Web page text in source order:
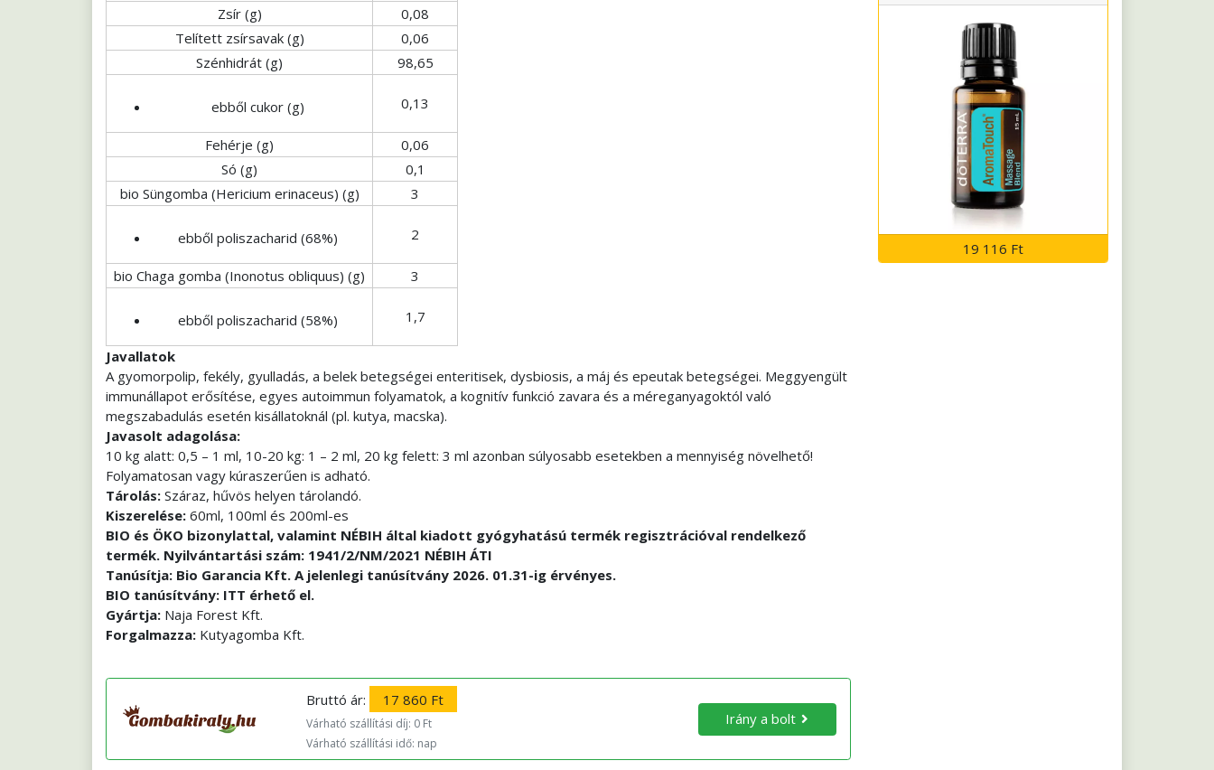
Zsír (g)
0,08
Telített zsírsavak (g)
0,06
Szénhidrát (g)
98,65
ebből cukor (g) 0,13
Fehérje (g)
0,06
Só (g)
0,1
bio Süngomba (Hericium erinaceus) (g)
3
ebből poliszacharid (68%) 2
bio Chaga gomba (Inonotus obliquus) (g) 3
ebből poliszacharid (58%) 1,7
Javallatok
A gyomorpolip, fekély, gyulladás, a belek betegségei enteritisek, dysbiosis, a máj és epeutak betegségei. Meggyengült
immunállapot erősítése, egyes autoimmun folyamatok, a kognitív funkció zavara és a méreganyagoktól való
megszabadulás esetén kisállatoknál (pl. kutya, macska).
Javasolt adagolása:
10 kg alatt: 0,5 – 1 ml, 10-20 kg: 1 – 2 ml, 20 kg felett: 3 ml azonban súlyosabb esetekben a mennyiség növelhető!
Folyamatosan vagy kúraszerűen is adható.
Tárolás: Száraz, hűvös helyen tárolandó.
Kiszerelése: 60ml, 100ml és 200ml-es
BIO és ÖKO bizonylattal, valamint NÉBIH által kiadott gyógyhatású termék regisztrációval rendelkező
termék. Nyilvántartási szám: 1941/2/NM/2021 NÉBIH ÁTI
Tanúsítja: Bio Garancia Kft. A jelenlegi tanúsítvány 2026. 01.31-ig érvényes.
BIO tanúsítvány: ITT érhető el.
Gyártja: Naja Forest Kft.
Forgalmazza: Kutyagomba Kft.
Bruttó ár: 17 860 Ft
Várható szállítási díj: 0 Ft
Várható szállítási idő: nap
Irány a bolt
19 116 Ft